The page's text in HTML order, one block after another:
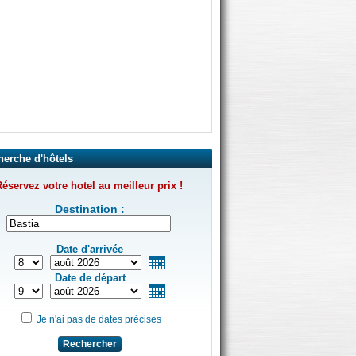
d'hôtels
votre hotel au meilleur prix !
Destination :
Date d'arrivée
Date de départ
Je n'ai pas de dates précises
Rechercher